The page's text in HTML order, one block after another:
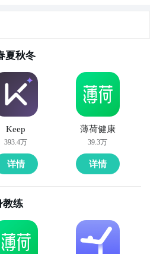
平台，连接专业心理咨询师
无压力，定位为“生活中的情
，重在日常情绪疏导与自我关
闲APP，以菜谱为核心，延
招、节气食养、亲子烘焙教
让用户在烹饪烟火气中获得
治愈系生活实践”的代表。
轻量版）
每日生活计划”“办公室微运
等模块深度融入通勤、居家、
夏秋冬
Keep
393.4万
详情
薄荷健康
39.3万
详情
教练